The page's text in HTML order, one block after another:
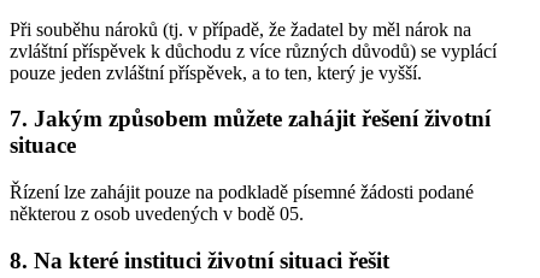
Při souběhu nároků (tj. v případě, že žadatel by měl nárok na
zvláštní příspěvek k důchodu z více různých důvodů) se vyplácí
pouze jeden zvláštní příspěvek, a to ten, který je vyšší.
7. Jakým způsobem můžete zahájit řešení životní
situace
Řízení lze zahájit pouze na podkladě písemné žádosti podané
některou z osob uvedených v bodě 05.
8. Na které instituci životní situaci řešit